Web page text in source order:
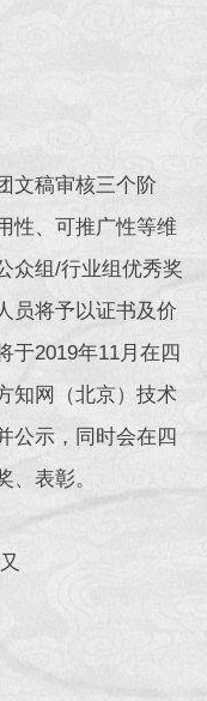
文稿审核三个阶
性、可推广性等维
众组/行业组优秀奖
员将予以证书及价
于2019年11月在四
知网（北京）技术
公示，同时会在四
、表彰。